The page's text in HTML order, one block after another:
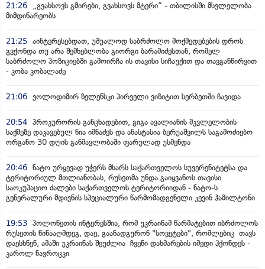
21:26
„გვახსოვს გმირები, გვახსოვს მტერი” - თბილისში მსვლელობა
მიმდინარეობს
21:25 აინტერესებდათ, უშუალოდ საბრძოლო მოქმედებების დროს
გვქონდა თუ არა შემხებლობა გიორგი ბარამიძესთან, რომელ
საბრძოლო პოზიციებში გამოირჩა ის თავისი სიჩაუქით და თავგანწირვით
- კობა კობალაძე
21:06 ვოლოდიმირ ზელენსკი პირველი ვიზიტით სერბეთში ჩავიდა
20:54 პროკურორის განცხადებით, გიგა ავალიანის მკვლელობის
საქმეზე დაკავებულ ნია იმნაძეს და ანასტასია ბერუაშვილს საგამოძიებო
ორგანო 30 დღის განმავლობაში ფარულად უსმენდა
20:46 ნატო ურყევად უჭერს მხარს საქართველოს სუვერენიტეტსა და
ტერიტორიულ მთლიანობას, რუსეთმა უნდა გაიყვანოს თავისი
საოკუპაციო ძალები საქართველოს ტერიტორიიდან - ნატო-ს
გენერალური მდივნის სპეციალური წარმომადგენელი კევინ ჰამილტონი
19:53 პოლონეთის ინტერესშია, რომ უკრაინამ წარმატებით იბრძოლოს
რუსეთის წინააღმდეგ, დაე, გაანადგურონ "სოვეტები", რომლებიც თავს
დაესხნენ, ამაში უკრაინას შეუძლია ჩვენი დახმარების იმედი ჰქონდეს -
კაროლ ნავროცკი